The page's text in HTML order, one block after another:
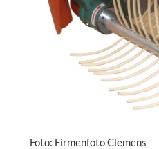
Foto: Firmenfoto Clemens